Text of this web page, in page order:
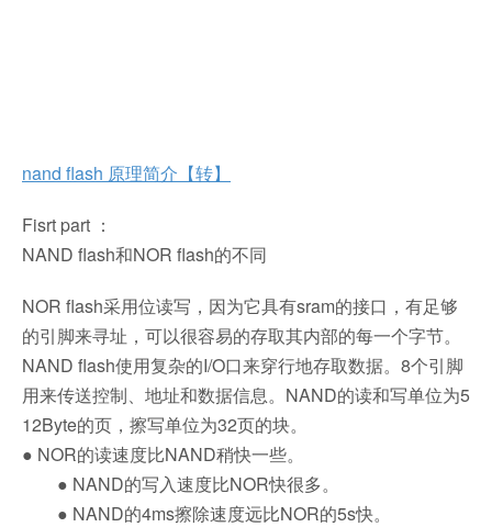
nand flash 原理简介【转】
Fisrt part ：
NAND flash和NOR flash的不同
NOR flash采用位读写，因为它具有sram的接口，有足够
的引脚来寻址，可以很容易的存取其内部的每一个字节。
NAND flash使用复杂的I/O口来穿行地存取数据。8个引脚
用来传送控制、地址和数据信息。NAND的读和写单位为5
12Byte的页，擦写单位为32页的块。
● NOR的读速度比NAND稍快一些。
● NAND的写入速度比NOR快很多。
● NAND的4ms擦除速度远比NOR的5s快。